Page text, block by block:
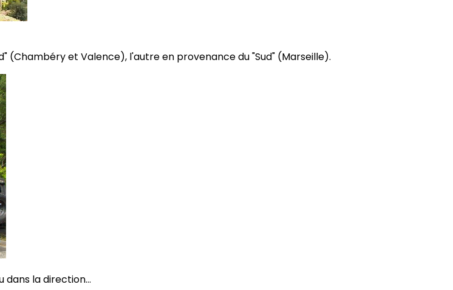
(Chambéry et Valence), l'autre en provenance du "Sud" (Marseille).
dans la direction...